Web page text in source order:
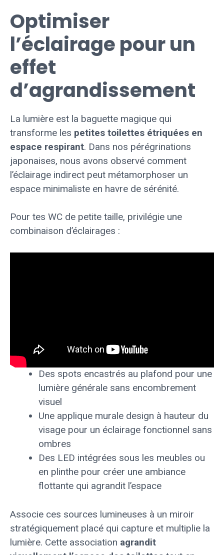
Optimiser
l’éclairage pour un
effet
d’agrandissement
La lumière est la baguette magique qui
transforme les petites toilettes étriquées en
espace respirant. Dans nos pérégrinations
japonaises, nous avons observé comment
l’éclairage indirect peut métamorphoser un
espace minimaliste en havre de sérénité.
Pour tes WC de petite taille, privilégie une
combinaison d’éclairages :
Des spots encastrés au plafond pour une
lumière générale sans encombrement
visuel
Une applique murale design à hauteur du
visage pour un éclairage fonctionnel sans
ombres
Des LED intégrées sous les meubles ou
en plinthe pour créer une ambiance
flottante qui agrandit l’espace
Associe ces sources lumineuses à un miroir
stratégiquement placé qui capture et multiplie la
lumière. Cette association agrandit